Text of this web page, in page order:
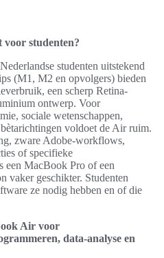
voor studenten?
studenten uitstekend
(M1, M2 en opvolgers) bieden
een scherp Retina-
ontwerp. Voor
sociale wetenschappen,
voldoet de Air ruim.
zware Adobe-workflows,
of specifieke
een MacBook Pro of een
vaker geschikter. Studenten
ze nodig hebben en of die
Air voor
data-analyse en